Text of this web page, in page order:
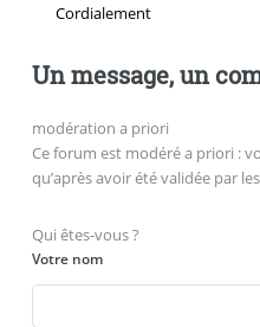
Cordialement
Un message, un
modération a priori
Ce forum est modéré a priori :
qu’après avoir été validée par
Qui êtes-vous ?
Votre nom